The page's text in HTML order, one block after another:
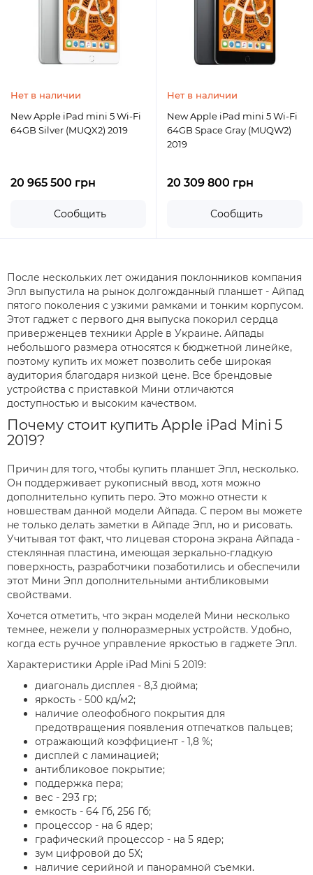
Нет в наличии
New Apple iPad mini 5 Wi-Fi
64GB Silver (MUQX2) 2019
20 965 500 грн
Сообщить
Нет в наличии
New Apple iPad mini 5 Wi-Fi
64GB Space Gray (MUQW2)
2019
20 309 800 грн
Сообщить
После нескольких лет ожидания поклонников компания
Эпл выпустила на рынок долгожданный планшет - Айпад
пятого поколения с узкими рамками и тонким корпусом.
Этот гаджет с первого дня выпуска покорил сердца
приверженцев техники Apple в Украине. Айпады
небольшого размера относятся к бюджетной линейке,
поэтому купить их может позволить себе широкая
аудитория благодаря низкой цене. Все брендовые
устройства с приставкой Мини отличаются
доступностью и высоким качеством.
Почему стоит купить Apple iPad Mini 5
2019?
Причин для того, чтобы купить планшет Эпл, несколько.
Он поддерживает рукописный ввод, хотя можно
дополнительно купить перо. Это можно отнести к
новшествам данной модели Айпада. С пером вы можете
не только делать заметки в Айпаде Эпл, но и рисовать.
Учитывая тот факт, что лицевая сторона экрана Айпада -
стеклянная пластина, имеющая зеркально-гладкую
поверхность, разработчики позаботились и обеспечили
этот Мини Эпл дополнительными антибликовыми
свойствами.
Хочется отметить, что экран моделей Мини несколько
темнее, нежели у полноразмерных устройств. Удобно,
когда есть ручное управление яркостью в гаджете Эпл.
Характеристики Apple iPad Mini 5 2019:
диагональ дисплея - 8,3 дюйма;
яркость - 500 кд/м2;
наличие олеофобного покрытия для
предотвращения появления отпечатков пальцев;
отражающий коэффициент - 1,8 %;
дисплей с ламинацией;
антибликовое покрытие;
поддержка пера;
вес - 293 гр;
емкость - 64 Гб, 256 Гб;
процессор - на 6 ядер;
графический процессор - на 5 ядер;
зум цифровой до 5Х;
наличие серийной и панорамной съемки.